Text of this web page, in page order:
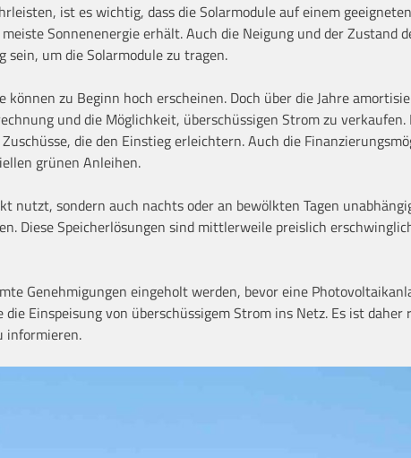
ist es wichtig, dass die Solarmodule auf einem
Sonnenenergie erhält. Auch die Neigung und der Zustand
sein, um die Solarmodule zu tragen.
zu Beginn hoch erscheinen. Doch über die Jahre
und die Möglichkeit, überschüssigen Strom zu
die den Einstieg erleichtern. Auch die
grünen Anleihen.
nutzt, sondern auch nachts oder an bewölkten Tagen
Diese Speicherlösungen sind mittlerweile preislich
Genehmigungen eingeholt werden, bevor eine
Einspeisung von überschüssigem Strom ins Netz. Es ist daher
informieren.